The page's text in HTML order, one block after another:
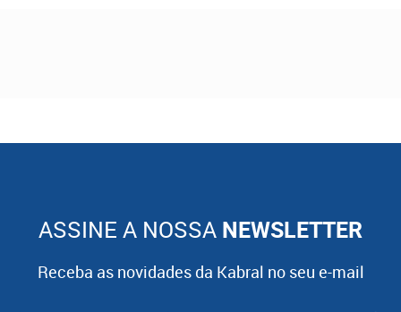
ASSINE A NOSSA NEWSLETTER
Receba as novidades da Kabral no seu e-mail